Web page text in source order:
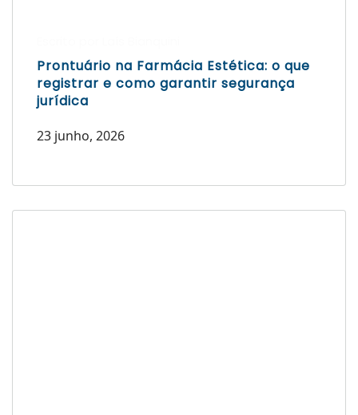
Prontuário na Farmácia Estética: o que
registrar e como garantir segurança
jurídica
23 junho, 2026